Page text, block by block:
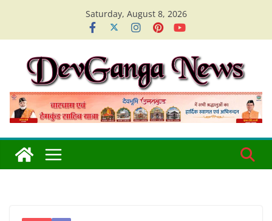
content
Saturday, August 8, 2026